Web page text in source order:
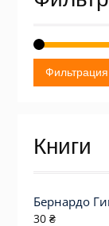
Фильтрация
Книги
Бернардо
30 ₴